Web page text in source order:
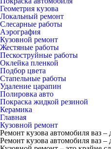
Геометрия кузова
Локальный ремонт
Слесарные работы
Аэрография
Кузовной ремонт
Жестяные работы
Пескоструйные работы
Оклейка пленкой
Подбор цвета
Стапельные работы
Удаление царапин
Полировка авто
Покраска жидкой резиной
Керамика
Главная
Кузовной ремонт
Ремонт кузова автомобиля ваз
Ремонт кузова автомобиля ваз